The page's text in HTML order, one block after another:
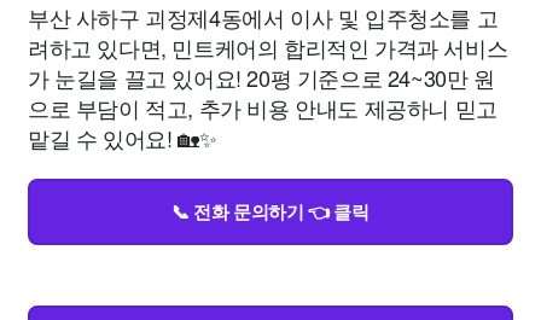
부산 사하구 괴정제4동에서 이사 및 입주청소를 고
려하고 있다면, 민트케어의 합리적인 가격과 서비스
가 눈길을 끌고 있어요! 20평 기준으로 24~30만 원
으로 부담이 적고, 추가 비용 안내도 제공하니 믿고
맡길 수 있어요! 🏡✨
📞 전화 문의하기 👈 클릭